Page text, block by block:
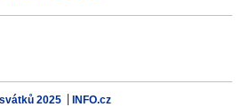
2025 INFO.cz